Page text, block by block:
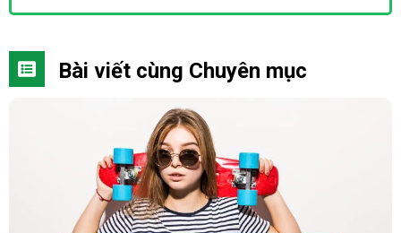
Bài viết cùng Chuyên mục